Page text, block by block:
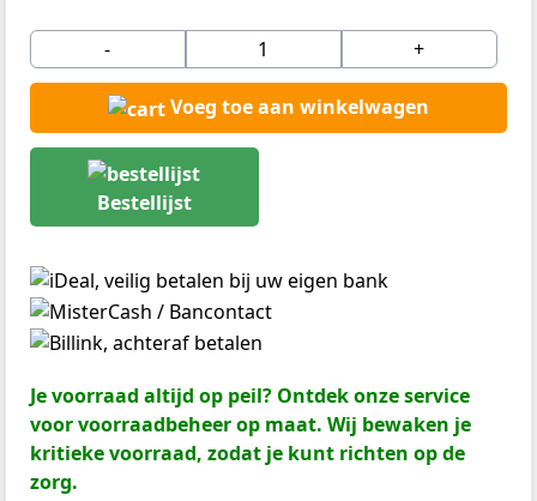
- +
Voeg toe aan winkelwagen
Bestellijst
Je voorraad altijd op peil? Ontdek onze service
voor voorraadbeheer op maat. Wij bewaken je
kritieke voorraad, zodat je kunt richten op de
zorg.